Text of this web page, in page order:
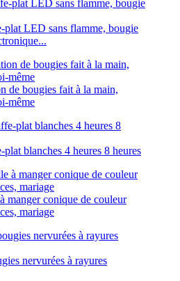
plat LED sans flamme, bougie
de bougies fait à la main,
même
blanches 4 heures 8 heures
manger conique de couleur
mariage
nervurées à rayures